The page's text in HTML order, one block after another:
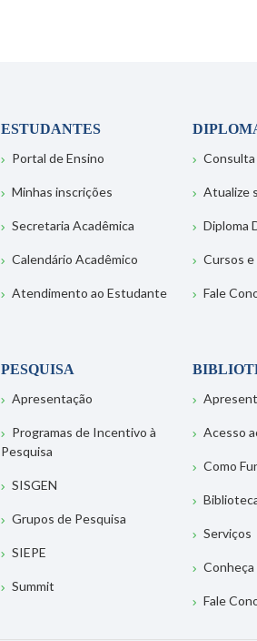
ESTUDANTES
Portal de Ensino
Minhas inscrições
Secretaria Acadêmica
Calendário Acadêmico
Atendimento ao Estudante
Consulta
Atualize
Diploma
Cursos
Fale
PESQUISA
Apresentação
Programas de Incentivo à
Pesquisa
SISGEN
Grupos de Pesquisa
SIEPE
Summit
Acesso
Como
Serviços
Fale